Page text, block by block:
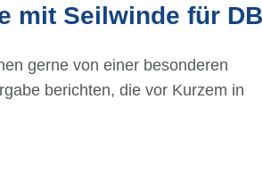
mit Seilwinde für DB
gerne von einer besonderen
berichten, die vor Kurzem in